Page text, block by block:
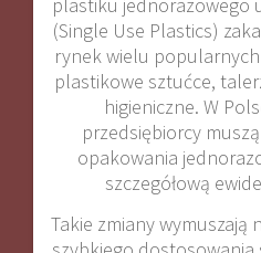
(Single Use Plastics)
rynek wielu
plastikowe sztućce,
higieniczne. W
przedsiębiorcy
opakowania
szczegółową
Takie zmiany wymuszają